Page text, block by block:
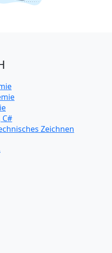
C#
Zeichnen